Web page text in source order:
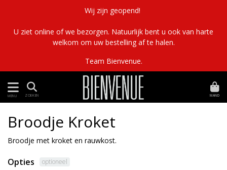
Wij zijn geopend!
U ziet online of we bezorgen. Natuurlijk bent u ook van harte
welkom om uw bestelling af te halen.
Team Bienvenue.
MENU ZOEKEN MAND
Broodje Kroket
Broodje met kroket en rauwkost.
Opties optioneel